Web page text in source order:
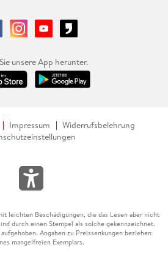
unsere App herunter.
Impressum
Widerrufsbelehrung
leichten Beschädigungen, die das Lesen aber nicht
durch einen Stempel als solche gekennzeichnet.
Angaben zu Preissenkungen beziehen
mangelfreien Exemplars.